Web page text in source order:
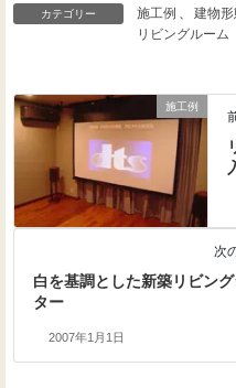
カテゴリー 施工例 、 建物
リビングルーム
施工例
次
白を基調とした新築リビン
ター
2007年1月1日